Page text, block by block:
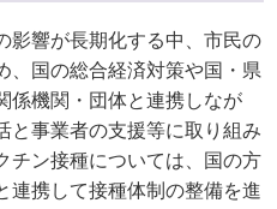
影響が長期化する中、市民の
、国の総合経済対策や国・県
係機関・団体と連携しなが
と事業者の支援等に取り組み
チン接種については、国の方
連携して接種体制の整備を進